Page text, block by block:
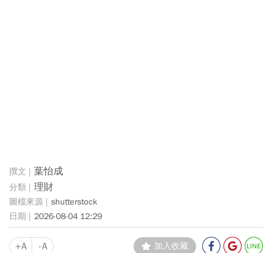
葉怡成
理財
shutterstock
2026-08-04 12:29
+A -A 加入收藏